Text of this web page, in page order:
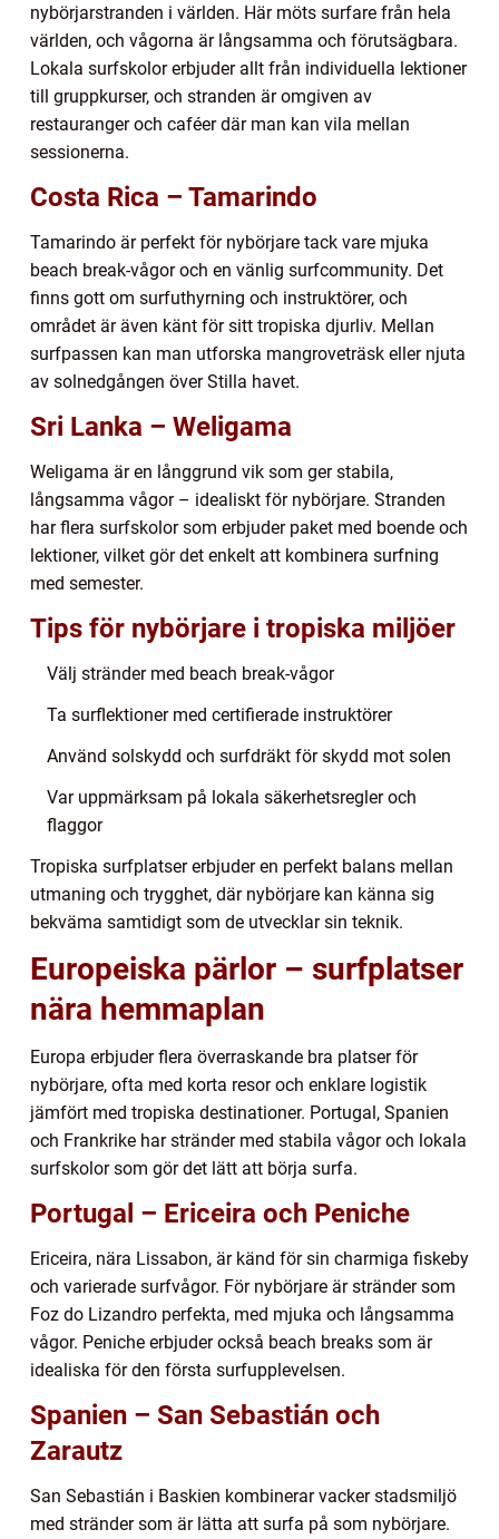
nybörjarstranden i världen. Här möts surfare från hela
världen, och vågorna är långsamma och förutsägbara.
Lokala surfskolor erbjuder allt från individuella lektioner
till gruppkurser, och stranden är omgiven av
restauranger och caféer där man kan vila mellan
sessionerna.
Costa Rica – Tamarindo
Tamarindo är perfekt för nybörjare tack vare mjuka
beach break-vågor och en vänlig surfcommunity. Det
finns gott om surfuthyrning och instruktörer, och
området är även känt för sitt tropiska djurliv. Mellan
surfpassen kan man utforska mangroveträsk eller njuta
av solnedgången över Stilla havet.
Sri Lanka – Weligama
Weligama är en långgrund vik som ger stabila,
långsamma vågor – idealiskt för nybörjare. Stranden
har flera surfskolor som erbjuder paket med boende och
lektioner, vilket gör det enkelt att kombinera surfning
med semester.
Tips för nybörjare i tropiska miljöer
Välj stränder med beach break-vågor
Ta surflektioner med certifierade instruktörer
Använd solskydd och surfdräkt för skydd mot solen
Var uppmärksam på lokala säkerhetsregler och
flaggor
Tropiska surfplatser erbjuder en perfekt balans mellan
utmaning och trygghet, där nybörjare kan känna sig
bekväma samtidigt som de utvecklar sin teknik.
Europeiska pärlor – surfplatser
nära hemmaplan
Europa erbjuder flera överraskande bra platser för
nybörjare, ofta med korta resor och enklare logistik
jämfört med tropiska destinationer. Portugal, Spanien
och Frankrike har stränder med stabila vågor och lokala
surfskolor som gör det lätt att börja surfa.
Portugal – Ericeira och Peniche
Ericeira, nära Lissabon, är känd för sin charmiga fiskeby
och varierade surfvågor. För nybörjare är stränder som
Foz do Lizandro perfekta, med mjuka och långsamma
vågor. Peniche erbjuder också beach breaks som är
idealiska för den första surfupplevelsen.
Spanien – San Sebastián och
Zarautz
San Sebastián i Baskien kombinerar vacker stadsmiljö
med stränder som är lätta att surfa på som nybörjare.